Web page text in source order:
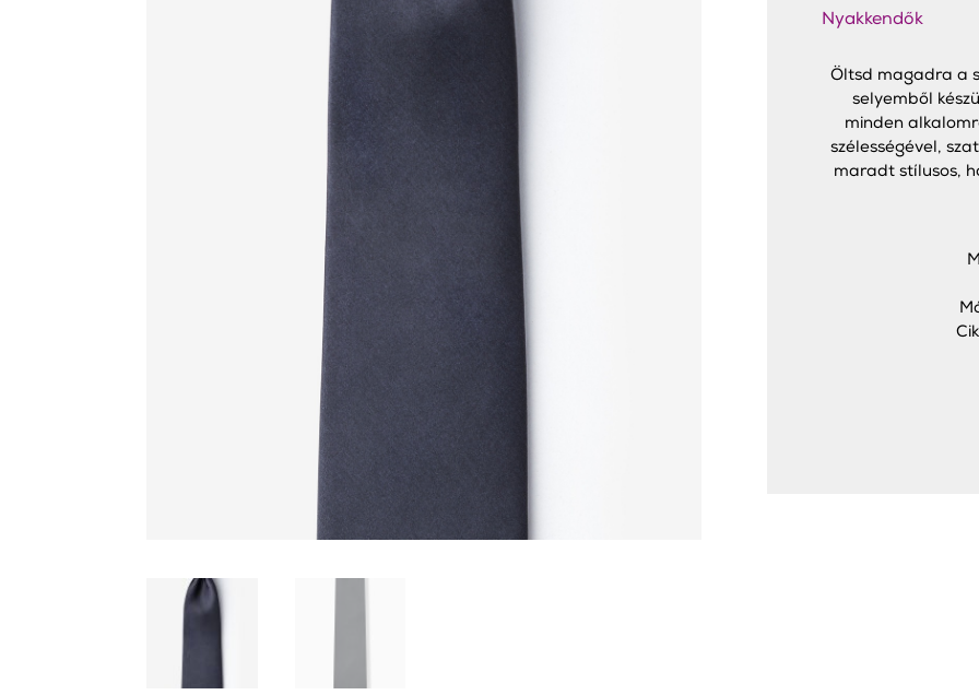
Nyakkendők
Öltsd magadra a
selyemből
minden
szélességével,
maradt stílusos,